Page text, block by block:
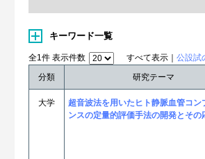
キーワード一覧
全1件 表示件数 すべて表示｜ 公設試
分類 研究テーマ
大学
超音波法を用いたヒト静脈血管コン
ンスの定量的評価手法の開発とその